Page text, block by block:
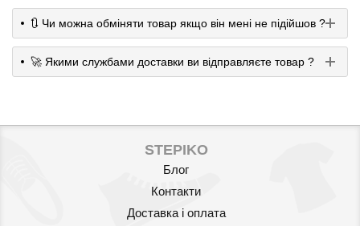
🔃 Чи можна обміняти товар якщо він мені не підійшов ?
🚀 Якими службами доставки ви відправляєте товар ?
STEPIKO
Блог
Контакти
Доставка і оплата